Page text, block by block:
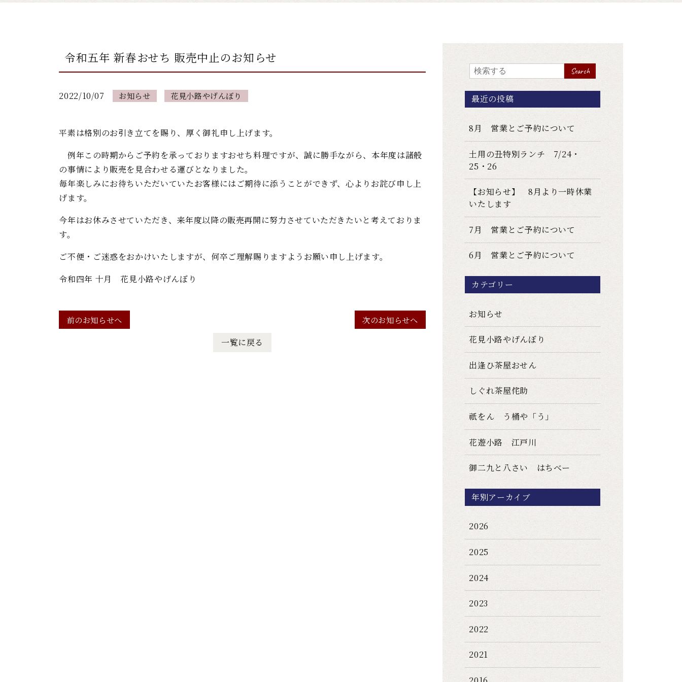
令和五年 新春おせち 販売中止のお知らせ
2022/10/07 お知らせ 花見小路やげんぼり
平素は格別のお引き立てを賜り、厚く御礼申し上げます。
例年この時期からご予約を承っておりますおせち料理ですが、誠に勝手ながら、本年度は諸般
の事情により販売を見合わせる運びとなりました。
毎年楽しみにお待ちいただいていたお客様にはご期待に添うことができず、心よりお詫び申し上
げます。
今年はお休みさせていただき、来年度以降の販売再開に努力させていただきたいと考えておりま
す。
ご不便・ご迷惑をおかけいたしますが、何卒ご理解賜りますようお願い申し上げます。
令和四年 十月 花見小路やげんぼり
次のお知らせへ
前のお知らせへ
一覧に戻る
Search
最近の投稿
8月 営業とご予約について
土用の丑特別ランチ 7/24・
25・26
【お知らせ】 8月より一時休業
いたします
7月 営業とご予約について
6月 営業とご予約について
カテゴリー
お知らせ
花見小路やげんぼり
出逢ひ茶屋おせん
しぐれ茶屋侘助
祇をん う桶や「う」
花遊小路 江戸川
御二九と八さい はちべー
年別アーカイブ
2026
2025
2024
2023
2022
2021